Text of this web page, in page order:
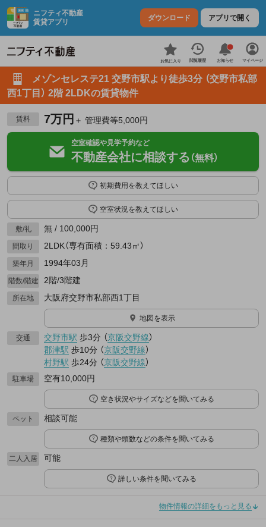
ニフティ不動産
賃貸アプリ
ダウンロード アプリで開く
お気に入り 閲覧履歴 お知らせ マイページ
メゾンセレステ21 交野市駅より徒歩3分 （交野市私部
西1丁目） 2階 2LDKの賃貸物件
賃料 7万円 ＋ 管理費等5,000円
空室確認や見学予約など
不動産会社に相談する （無料）
初期費用を教えてほしい
空室状況を教えてほしい
敷/礼 無 / 100,000円
間取り 2LDK（専有面積：59.43㎡）
築年月 1994年03月
階数/階建 2階/3階建
所在地 大阪府交野市私部西1丁目
地図を表示
交通 交野市駅 歩3分 （京阪交野線）
郡津駅 歩10分 （京阪交野線）
村野駅 歩24分 （京阪交野線）
駐車場 空有10,000円
空き状況やサイズなどを聞いてみる
ペット 相談可能
種類や頭数などの条件を聞いてみる
二人入居 可能
詳しい条件を聞いてみる
物件情報の詳細をもっと見る